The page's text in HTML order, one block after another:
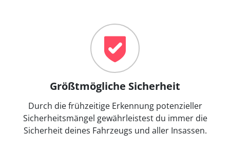
Größtmögliche Sicherheit
Durch die frühzeitige Erkennung potenzieller
Sicherheitsmängel gewährleistest du immer die
Sicherheit deines Fahrzeugs und aller Insassen.